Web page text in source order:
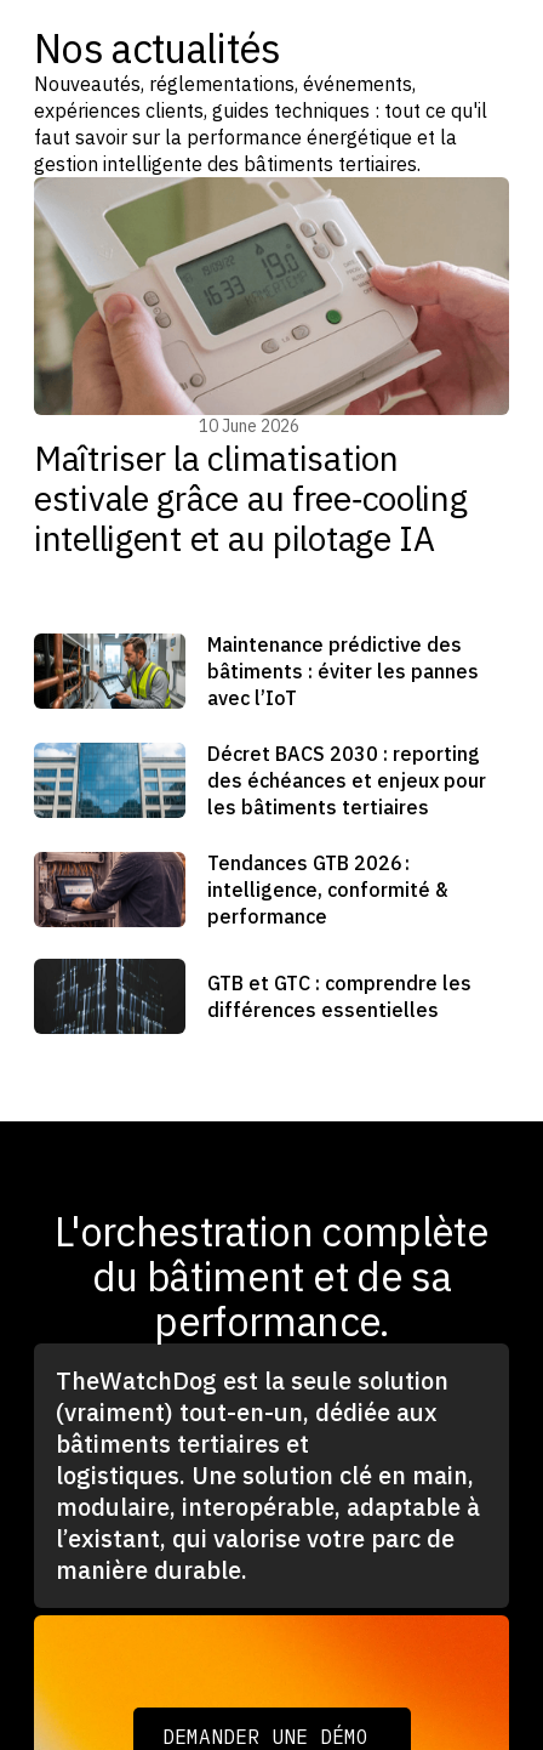
Nos actualités
Nouveautés, réglementations, événements,
expériences clients, guides techniques : tout ce qu'il
faut savoir sur la performance énergétique et la
gestion intelligente des bâtiments tertiaires.
10 June 2026
Maîtriser la climatisation
estivale grâce au free‑cooling
intelligent et au pilotage IA
Maintenance prédictive des
bâtiments : éviter les pannes
avec l’IoT
Décret BACS 2030 : reporting
des échéances et enjeux pour
les bâtiments tertiaires
Tendances GTB 2026 :
intelligence, conformité &
performance
GTB et GTC : comprendre les
différences essentielles
L'orchestration complète
du bâtiment et de sa
performance.
TheWatchDog est la seule solution
(vraiment) tout-en-un, dédiée aux
bâtiments tertiaires et
logistiques. Une solution clé en main,
modulaire, interopérable, adaptable à
l’existant, qui valorise votre parc de
manière durable.
DEMANDER UNE DÉMO